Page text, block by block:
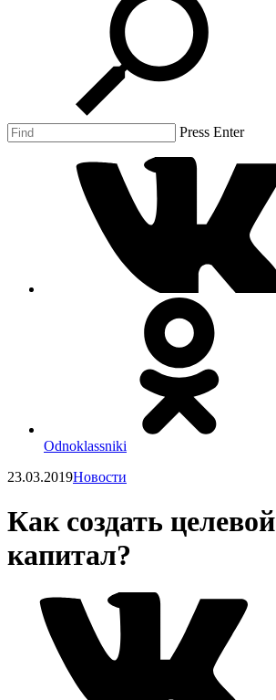
Press Enter
Odnoklassniki
23.03.2019Новости
Как создать целевой
капитал?